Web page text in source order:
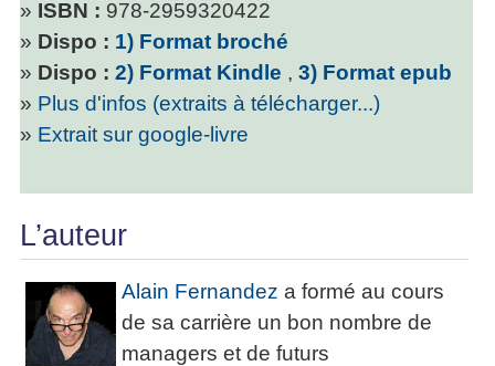
» ISBN : 978-2959320422
» Dispo : 1) Format broché
» Dispo : 2) Format Kindle , 3) Format epub
» Plus d'infos (extraits à télécharger...)
» Extrait sur google-livre
L’auteur
Alain Fernandez a formé au cours
de sa carrière un bon nombre de
managers et de futurs